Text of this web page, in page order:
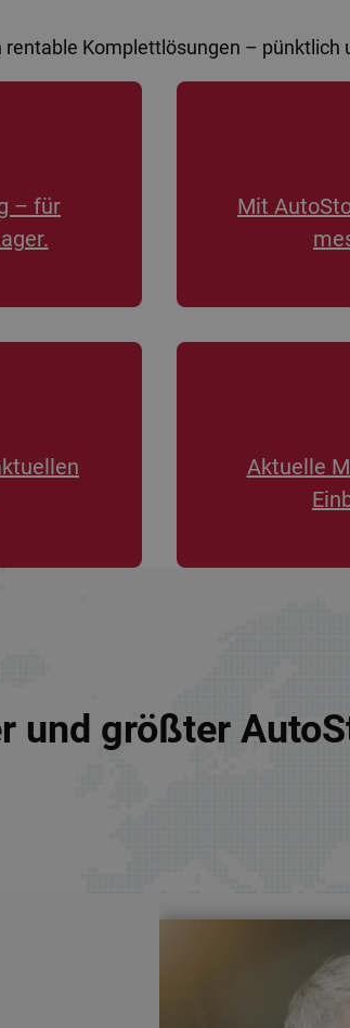
Komplettlösungen – pünktlich
– für
Mit
Aktuelle
und größter